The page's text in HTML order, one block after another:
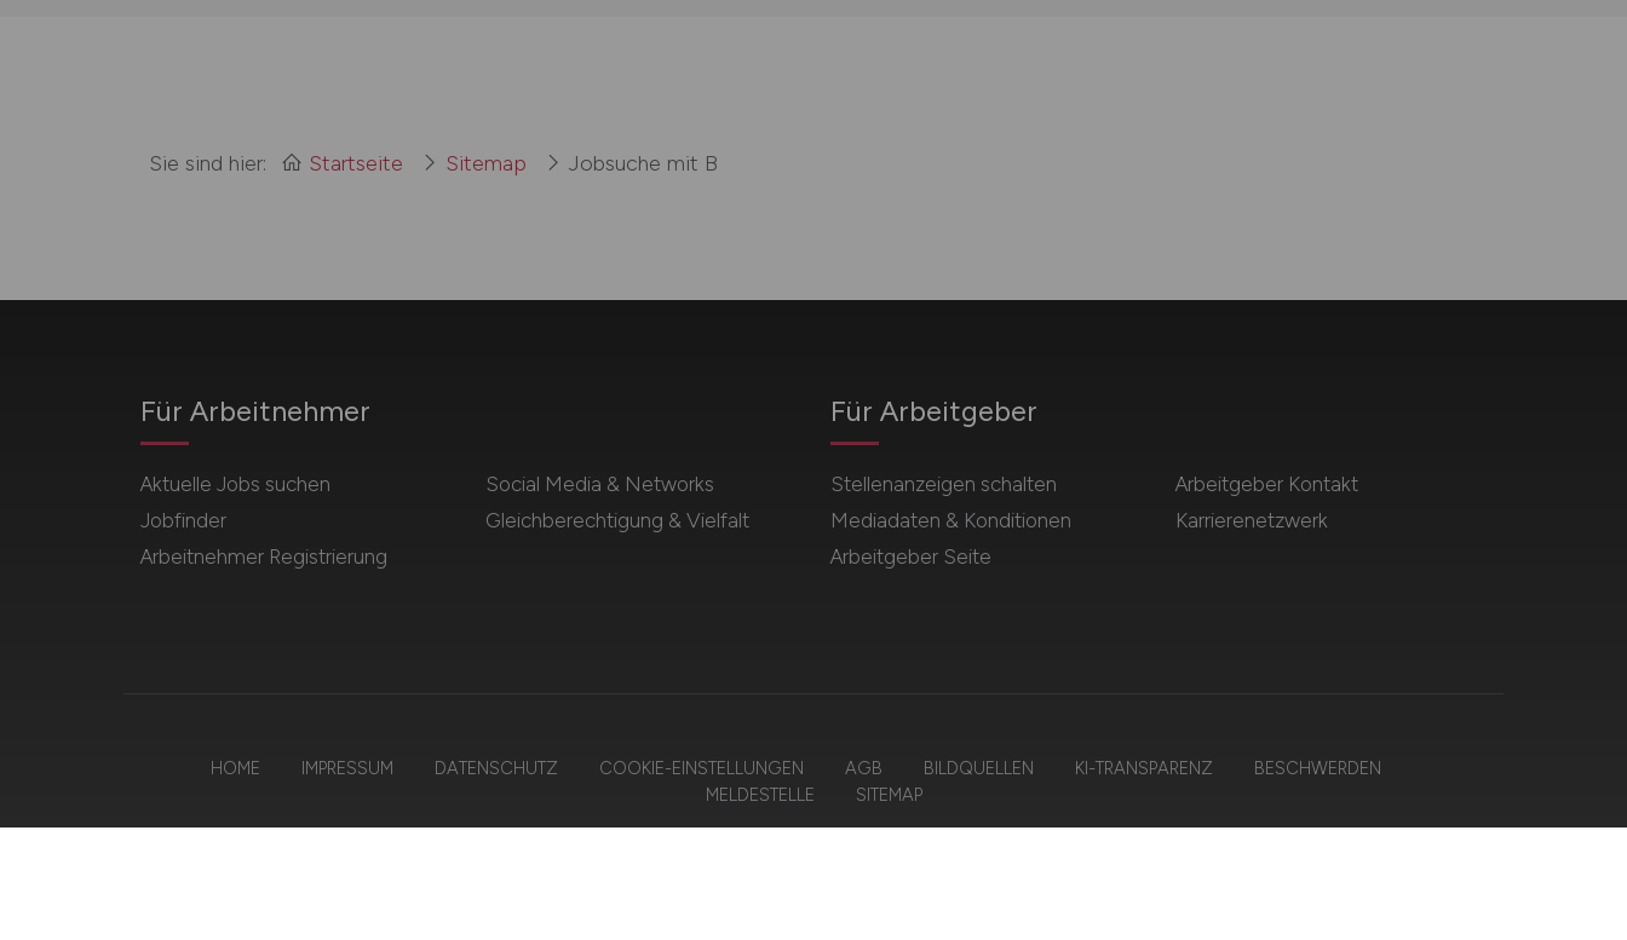
Sie sind hier: Startseite Sitemap Jobsuche mit B
Für Arbeitnehmer
Aktuelle Jobs suchen
Jobfinder
Arbeitnehmer Registrierung
Social Media & Networks
Gleichberechtigung & Vielfalt
Für Arbeitgeber
Stellenanzeigen schalten
Mediadaten & Konditionen
Arbeitgeber Seite
Arbeitgeber Kontakt
Karrierenetzwerk
HOME IMPRESSUM DATENSCHUTZ COOKIE-EINSTELLUNGEN AGB BILDQUELLEN KI-TRANSPARENZ
BESCHWERDEN
MELDESTELLE
SITEMAP